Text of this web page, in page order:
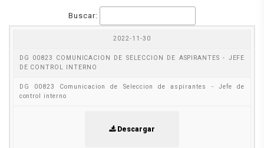
Buscar:
DESCRIPCIÓN
2022-11-30
DG 00823 COMUNICACION DE SELECCION DE ASPIRANTES - JEFE
DE CONTROL INTERNO
DG 00823 Comunicacion de Seleccion de aspirantes - Jefe de
control interno
Descargar